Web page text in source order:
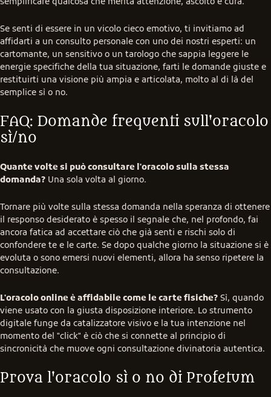
Se senti di essere in un vicolo cieco emotivo, ti invitiamo ad
affidarti a un consulto personale con uno dei nostri esperti: un
cartomante, un sensitivo o un tarologo che sappia leggere le
energie specifiche della tua situazione, farti le domande giuste e
restituirti una visione più ampia e articolata, molto al di là del
semplice sì o no.
FAQ: Domande frequenti sull'oracolo
sì/no
Quante volte si può consultare l'oracolo sulla stessa
domanda? Una sola volta al giorno.
Tornare più volte sulla stessa domanda nella speranza di ottenere
il responso desiderato è spesso il segnale che, nel profondo, fai
ancora fatica ad accettare ciò che già senti e rischi solo di
confondere te e le carte. Se dopo qualche giorno la situazione si è
evoluta o sono emersi nuovi elementi, allora ha senso ripetere la
consultazione.
L'oracolo online è affidabile come le carte fisiche? Sì, quando
viene usato con la giusta disposizione interiore. Lo strumento
digitale funge da catalizzatore visivo e la tua intenzione nel
momento del "click" è ciò che si connette al principio di
sincronicità che muove ogni consultazione divinatoria autentica.
Prova l'oracolo sì o no di Profetum